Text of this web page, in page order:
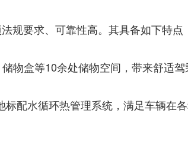
规要求、可靠性高。其具备如下特点
物盒等10余处储物空间，带来舒适驾
配水循环热管理系统，满足车辆在